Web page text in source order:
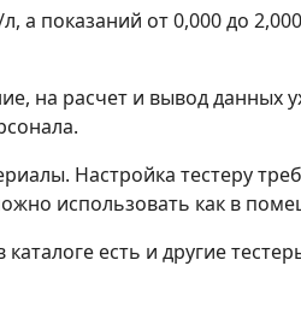
а показаний от 0,000 до
на расчет и вывод данных
Настройка тестеру
использовать как в
есть и другие